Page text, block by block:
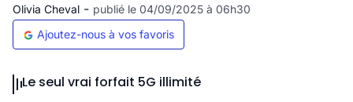
Olivia Cheval - publié le 04/09/2025 à 06h30
Ajoutez-nous à vos favoris
Le seul vrai forfait 5G illimité